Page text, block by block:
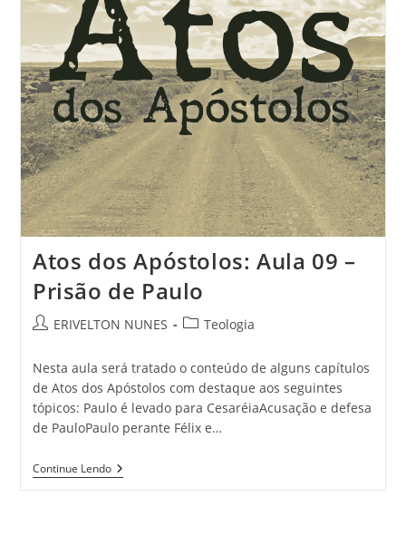
Atos dos Apóstolos: Aula 09 –
Prisão de Paulo
ERIVELTON NUNES Teologia
Nesta aula será tratado o conteúdo de alguns capítulos
de Atos dos Apóstolos com destaque aos seguintes
tópicos: Paulo é levado para CesaréiaAcusação e defesa
de PauloPaulo perante Félix e…
Continue Lendo